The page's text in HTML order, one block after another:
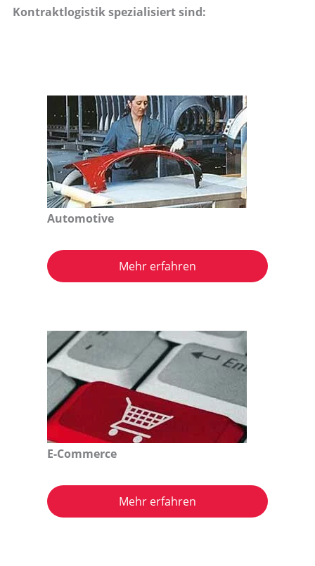
Kontraktlogistik spezialisiert sind:
Automotive
Mehr erfahren
E-Commerce
Mehr erfahren